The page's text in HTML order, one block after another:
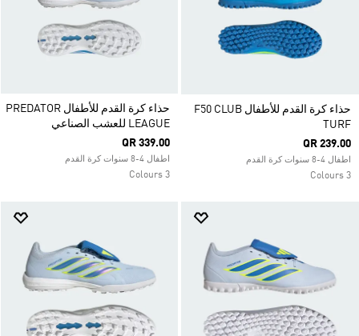
حذاء كرة القدم للأطفال F50 CLUB
TURF
QR 239.00
اطفال 4-8 سنوات كرة القدم
3 Colours
حذاء كرة القدم للأطفال PREDATOR
LEAGUE للعشب الصناعي
QR 339.00
اطفال 4-8 سنوات كرة القدم
3 Colours